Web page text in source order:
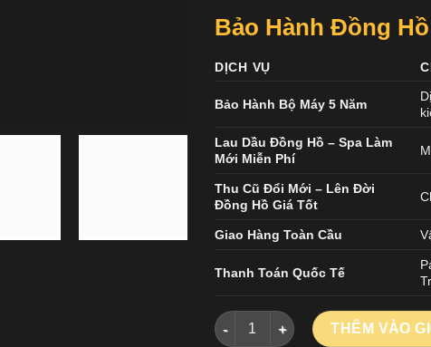
Bảo Hành Đồng
DỊCH VỤ
Bảo Hành Bộ Máy 5 Năm
Lau Dầu Đồng Hồ – Spa Làm
Mới Miễn Phí
Thu Cũ Đổi Mới – Lên Đời
Đồng Hồ Giá Tốt
Giao Hàng Toàn Cầu
Thanh Toán Quốc Tế
Đồng Hồ Rolex Air King 126900
THÊM VÀO